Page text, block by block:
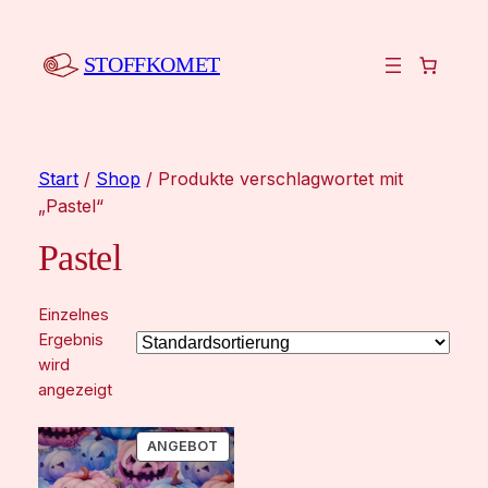
STOFFKOMET
Start/ Shop / Produkte verschlagwortet mit
„Pastel“
Pastel
Einzelnes
Ergebnis
wird
angezeigt
ANGEBOT PRODUKT
IM